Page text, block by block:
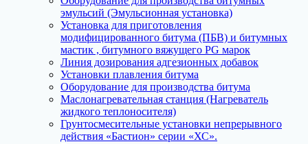
эмульсий (Эмульсионная установка)
Установка для приготовления
модифицированного битума (ПБВ) и битумных
мастик , битумного вяжущего PG марок
Линия дозирования адгезионных добавок
Установки плавления битума
Оборудование для производства битума
Маслонагревательная станция (Нагреватель
жидкого теплоносителя)
Грунтосмесительные установки непрерывного
действия «Бастион» серии «ХС».